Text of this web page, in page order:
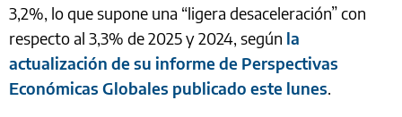
3,2%, lo que supone una “ligera desaceleración” con
respecto al 3,3% de 2025 y 2024, según la
actualización de su informe de Perspectivas
Económicas Globales publicado este lunes.